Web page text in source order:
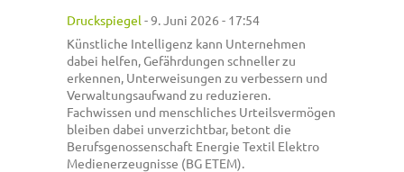
Druckspiegel -9. Juni 2026 - 17:54
Künstliche Intelligenz kann Unternehmen
dabei helfen, Gefährdungen schneller zu
erkennen, Unterweisungen zu verbessern und
Verwaltungsaufwand zu reduzieren.
Fachwissen und menschliches Urteilsvermögen
bleiben dabei unverzichtbar, betont die
Berufsgenossenschaft Energie Textil Elektro
Medienerzeugnisse (BG ETEM).